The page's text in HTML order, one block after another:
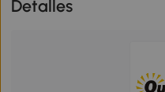
Detalles